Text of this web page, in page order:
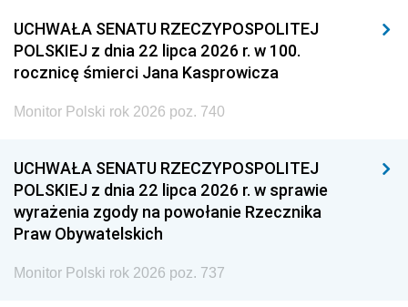
UCHWAŁA SENATU RZECZYPOSPOLITEJ
POLSKIEJ z dnia 22 lipca 2026 r. w 100.
rocznicę śmierci Jana Kasprowicza
Monitor Polski rok 2026 poz. 740
UCHWAŁA SENATU RZECZYPOSPOLITEJ
POLSKIEJ z dnia 22 lipca 2026 r. w sprawie
wyrażenia zgody na powołanie Rzecznika
Praw Obywatelskich
Monitor Polski rok 2026 poz. 737